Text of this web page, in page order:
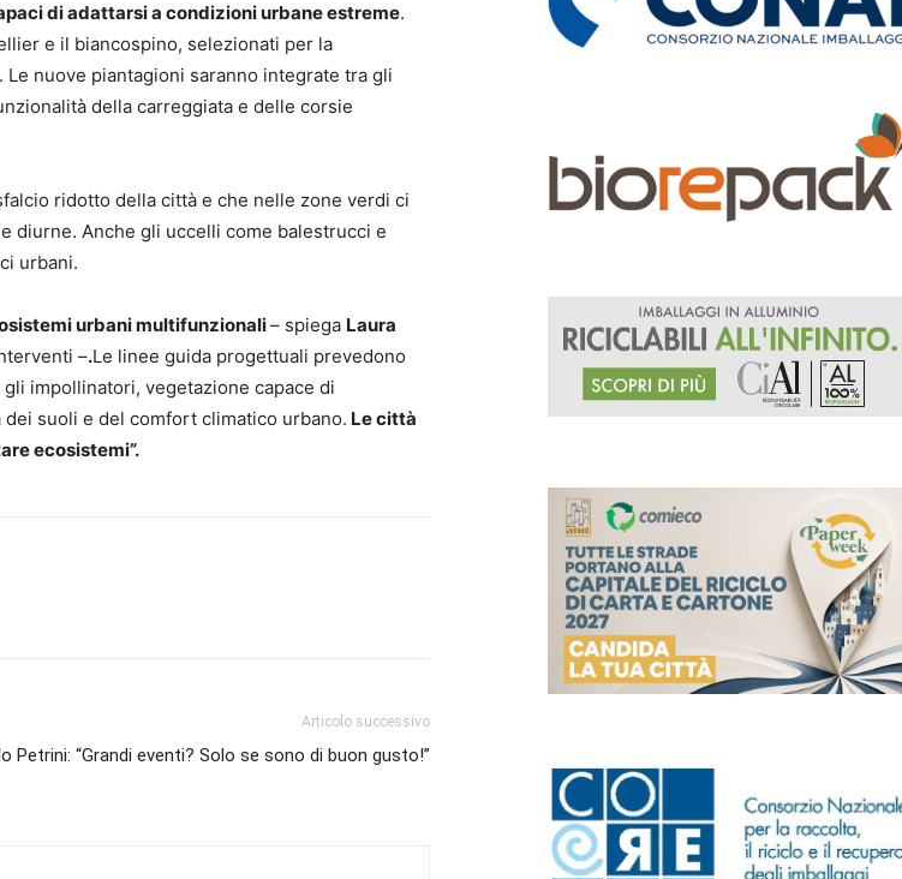
di adattarsi a condizioni urbane estreme.
e il biancospino, selezionati per la
. Le nuove piantagioni saranno integrate tra gli
della carreggiata e delle corsie
ridotto della città e che nelle zone verdi ci
diurne. Anche gli uccelli come balestrucci e
urbani.
urbani multifunzionali– spiega Laura
–.Le linee guida progettuali prevedono
impollinatori, vegetazione capace di
suoli e del comfort climatico urbano. Le città
ecosistemi”.
Articolo successivo
Petrini: “Grandi eventi? Solo se sono di buon gusto!”